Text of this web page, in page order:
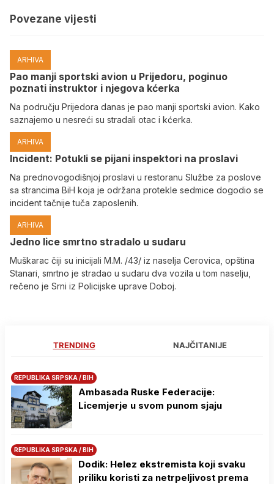
Povezane vijesti
ARHIVA
Pao manji sportski avion u Prijedoru, poginuo
poznati instruktor i njegova kćerka
Na području Prijedora danas je pao manji sportski avion. Kako
saznajemo u nesreći su stradali otac i kćerka.
ARHIVA
Incident: Potukli se pijani inspektori na proslavi
Na prednovogodišnjoj proslavi u restoranu Službe za poslove
sa strancima BiH koja je održana protekle sedmice dogodio se
incident tačnije tuča zaposlenih.
ARHIVA
Јedno lice smrtno stradalo u sudaru
Muškarac čiji su inicijali M.M. /43/ iz naselja Cerovica, opština
Stanari, smrtno je stradao u sudaru dva vozila u tom naselju,
rečeno je Srni iz Policijske uprave Doboj.
TRENDING NAJČITANIJE
REPUBLIKA SRPSKA / BIH
Ambasada Ruske Federacije:
Licemjerje u svom punom sjaju
REPUBLIKA SRPSKA / BIH
Dodik: Helez ekstremista koji svaku
priliku koristi za netrpeljivost prema